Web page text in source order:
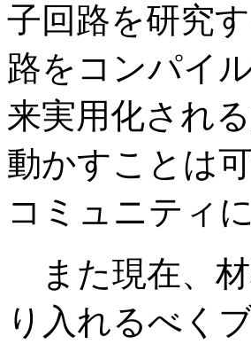
子回路を研究
路をコンパイ
来実用化され
動かすことは
コミュニティ
また現在、
り入れるべく